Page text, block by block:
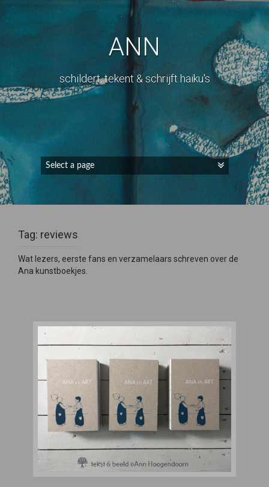
ANN
schildert, tekent & schrijft haiku's
Tag: reviews
Wat lezers, eerste fans en verzamelaars schreven over de
Ana kunstboekjes.